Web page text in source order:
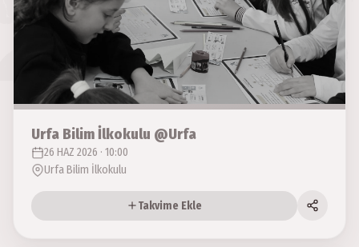
Urfa Bilim İlkokulu @Urfa
26 HAZ 2026 · 10:00
Urfa Bilim İlkokulu
Takvime Ekle